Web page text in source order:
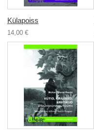
Külapoiss
14,00 €